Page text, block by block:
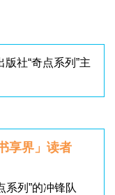
社“奇点系列”主
享界」 读者
系列”的冲锋队